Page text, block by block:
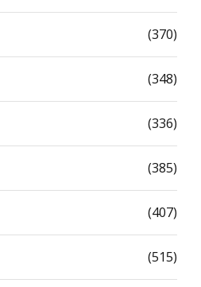
(370)
(348)
(336)
(385)
(407)
(515)